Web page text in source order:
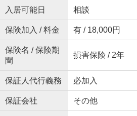
入居可能日 相談
保険加入 / 料金 有 / 18,000円
保険名 / 保険期
間
損害保険 / 2年
保証人代行義務 必加入
保証会社 その他